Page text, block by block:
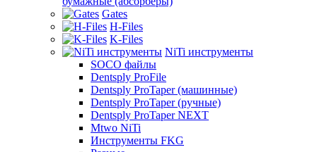
Gates
H-Files
K-Files
NiTi инструменты
SOCO файлы
Dentsply ProFile
Dentsply ProTaper (машинные)
Dentsply ProTaper (ручные)
Dentsply ProTaper NEXT
Mtwo NiTi
Инструменты FKG